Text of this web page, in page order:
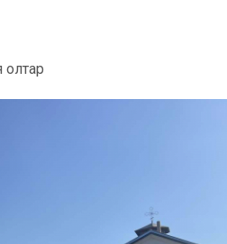
олтар